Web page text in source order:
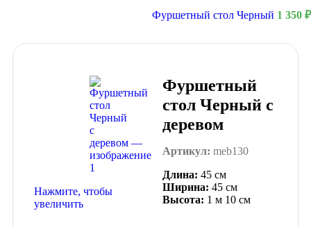
Фуршетный стол Черный 1 350 ₽
Нажмите, чтобы
увеличить
Фуршетный
стол Черный с
деревом
Артикул: meb130
Длина: 45 см
Ширина: 45 см
Высота: 1 м 10 см